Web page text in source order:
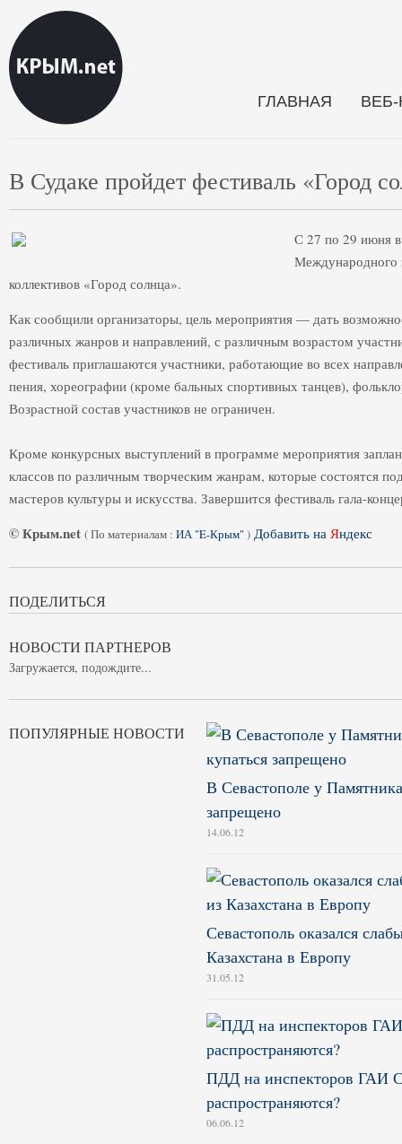
ГЛАВНАЯ
В Судаке пройдет фестиваль «Город
С 27 по 29 июня
Международного
коллективов «Город солнца».
Как сообщили организаторы, цель мероприятия — дать
различных жанров и направлений, с различным возрастом
фестиваль приглашаются участники, работающие во всех
пения, хореографии (кроме бальных спортивных танцев),
Возрастной состав участников не ограничен.
Кроме конкурсных выступлений в программе мероприятия
классов по различным творческим жанрам, которые состоятся
мастеров культуры и искусства. Завершится фестиваль гала-
© Крым.net (По материалам : ИА "E-Крым") Добавить на Яндекс
ПОДЕЛИТЬСЯ
НОВОСТИ ПАРТНЕРОВ
Загружается, подождите...
ПОПУЛЯРНЫЕ НОВОСТИ
В Севастополе у
запрещено
14.06.12
Севастополь оказался
Казахстана в Европу
31.05.12
ПДД на инспекторов ГАИ
распространяются?
06.06.12